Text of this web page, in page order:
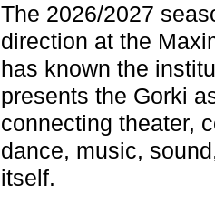
The 2026/2027
direction at the
has known the
presents the Gorki
connecting theater,
dance, music,
itself.